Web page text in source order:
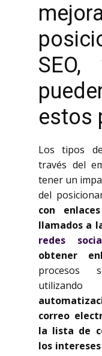
estos
Los tipos
través del
tener un
del
con
llamados a
redes
obtener
procesos
correo
la lista de
los